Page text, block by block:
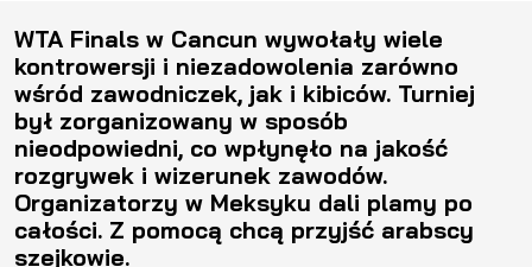
WTA Finals w Cancun wywołały wiele
kontrowersji i niezadowolenia zarówno
wśród zawodniczek, jak i kibiców. Turniej
był zorganizowany w sposób
nieodpowiedni, co wpłynęło na jakość
rozgrywek i wizerunek zawodów.
Organizatorzy w Meksyku dali plamy po
całości. Z pomocą chcą przyjść arabscy
szejkowie.